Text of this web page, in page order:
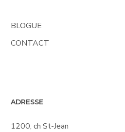
BLOGUE
CONTACT
ADRESSE
1200, ch St-Jean